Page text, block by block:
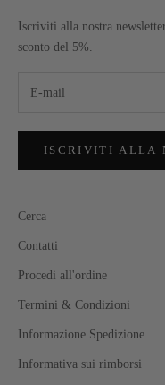
Iscriviti alla nostra
sconto del 5%.
ISCRIVITI ALLA
Cerca
Contatti
Procedi all'ordine
Termini & Condizioni
Informazione Spedizione
Informativa sui rimborsi